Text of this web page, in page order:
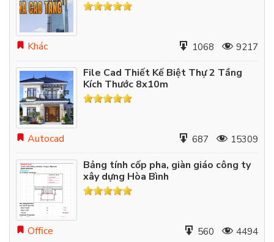
Khác 1068 9217
File Cad Thiết Kế Biệt Thự 2 Tầng
Kích Thước 8x10m
Autocad 687 15309
Bảng tính cốp pha, giàn giáo công ty
xây dựng Hòa Bình
Office 560 4494